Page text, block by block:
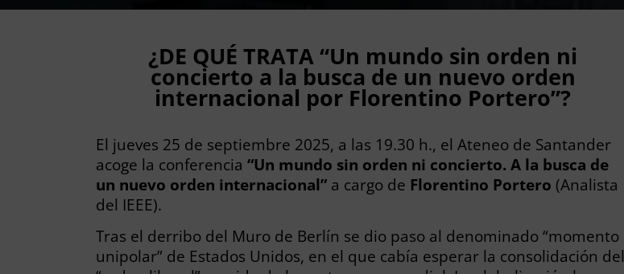
¿DE QUÉ TRATA “Un mundo sin orden ni
concierto a la busca de un nuevo orden
internacional por Florentino Portero”?
El jueves 25 de septiembre 2025, a las 19.30 h., el Ateneo de Santander
acoge la conferencia“Un mundo sin orden ni concierto. A la busca de
un nuevo orden internacional” a cargo de Florentino Portero (Analista
del IEEE).
Tras el derribo del Muro de Berlín se dio paso al denominado “momento
unipolar” de Estados Unidos, en el que cabía esperar la consolidación del